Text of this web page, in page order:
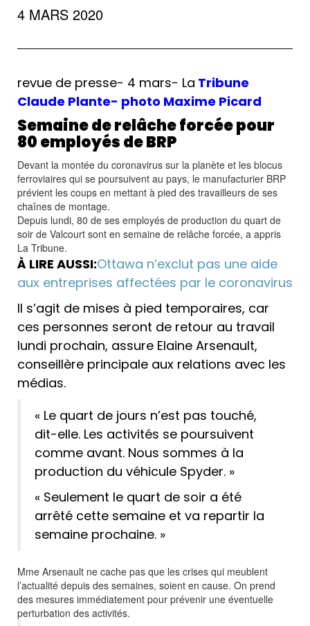
4 MARS 2020
revue de presse- 4 mars- La Tribune
Claude Plante- photo Maxime Picard
Semaine de relâche forcée pour
80 employés de BRP
Devant la montée du coronavirus sur la planète et les blocus
ferroviaires qui se poursuivent au pays, le manufacturier BRP
prévient les coups en mettant à pied des travailleurs de ses
chaînes de montage.
Depuis lundi, 80 de ses employés de production du quart de
soir de Valcourt sont en semaine de relâche forcée, a appris
La Tribune.
À LIRE AUSSI:Ottawa n’exclut pas une aide
aux entreprises affectées par le coronavirus
Il s’agit de mises à pied temporaires, car
ces personnes seront de retour au travail
lundi prochain, assure Elaine Arsenault,
conseillère principale aux relations avec les
médias.
« Le quart de jours n’est pas touché,
dit-elle. Les activités se poursuivent
comme avant. Nous sommes à la
production du véhicule Spyder. »
« Seulement le quart de soir a été
arrêté cette semaine et va repartir la
semaine prochaine. »
Mme Arsenault ne cache pas que les crises qui meublent
l’actualité depuis des semaines, soient en cause. On prend
des mesures immédiatement pour prévenir une éventuelle
perturbation des activités.